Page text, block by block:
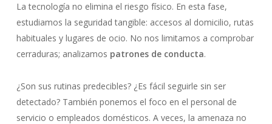
La tecnología no elimina el riesgo físico. En esta fase,
estudiamos la seguridad tangible: accesos al domicilio, rutas
habituales y lugares de ocio. No nos limitamos a comprobar
cerraduras; analizamos patrones de conducta.
¿Son sus rutinas predecibles? ¿Es fácil seguirle sin ser
detectado? También ponemos el foco en el personal de
servicio o empleados domésticos. A veces, la amenaza no